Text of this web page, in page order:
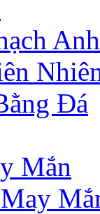
Anh
Đá
Mắn